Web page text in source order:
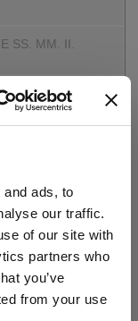
ads, to
our traffic.
of our site with
partners who
you’ve
from your use